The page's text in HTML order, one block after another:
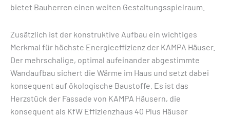
bietet Bauherren einen weiten Gestaltungsspielraum.
Zusätzlich ist der konstruktive Aufbau ein wichtiges
Merkmal für höchste Energieeffizienz der KAMPA Häuser.
Der mehrschalige, optimal aufeinander abgestimmte
Wandaufbau sichert die Wärme im Haus und setzt dabei
konsequent auf ökologische Baustoffe. Es ist das
Herzstück der Fassade von KAMPA Häusern, die
konsequent als KfW Effizienzhaus 40 Plus Häuser